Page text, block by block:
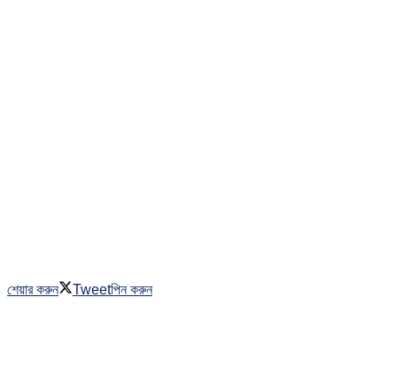
শেয়ার করুন Tweetপিন করুন